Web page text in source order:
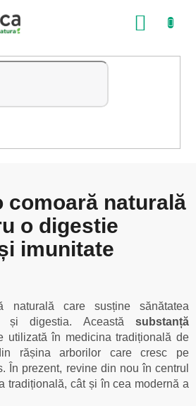
COŞ
comoară naturală
o digestie
imunitate
naturală care susține sănătatea
și digestia. Această substanță
utilizată în medicina tradițională de
rășina arborilor care cresc pe
În prezent, revine din nou în centrul
tradițională, cât și în cea modernă a